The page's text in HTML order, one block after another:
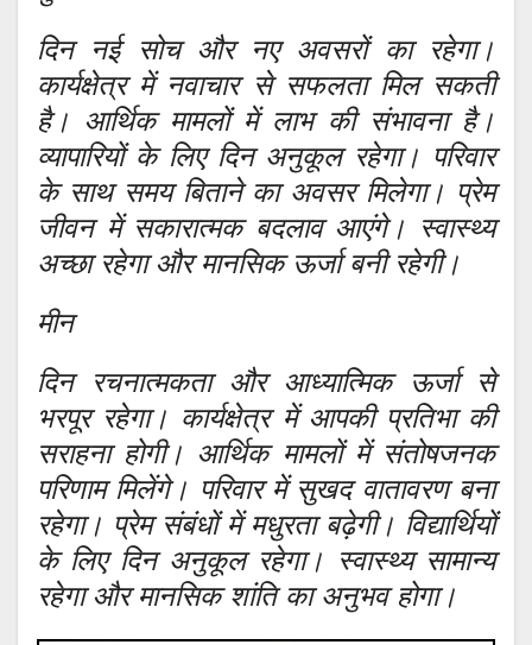
दिन नई सोच और नए अवसरों का रहेगा।
कार्यक्षेत्र में नवाचार से सफलता मिल सकती
है। आर्थिक मामलों में लाभ की संभावना है।
व्यापारियों के लिए दिन अनुकूल रहेगा। परिवार
के साथ समय बिताने का अवसर मिलेगा। प्रेम
जीवन में सकारात्मक बदलाव आएंगे। स्वास्थ्य
अच्छा रहेगा और मानसिक ऊर्जा बनी रहेगी।
मीन
दिन रचनात्मकता और आध्यात्मिक ऊर्जा से
भरपूर रहेगा। कार्यक्षेत्र में आपकी प्रतिभा की
सराहना होगी। आर्थिक मामलों में संतोषजनक
परिणाम मिलेंगे। परिवार में सुखद वातावरण बना
रहेगा। प्रेम संबंधों में मधुरता बढ़ेगी। विद्यार्थियों
के लिए दिन अनुकूल रहेगा। स्वास्थ्य सामान्य
रहेगा और मानसिक शांति का अनुभव होगा।